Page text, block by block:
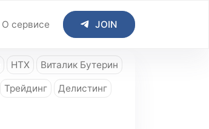
О сервисе JOIN
HTX Виталик Бутерин
Трейдинг Делистинг